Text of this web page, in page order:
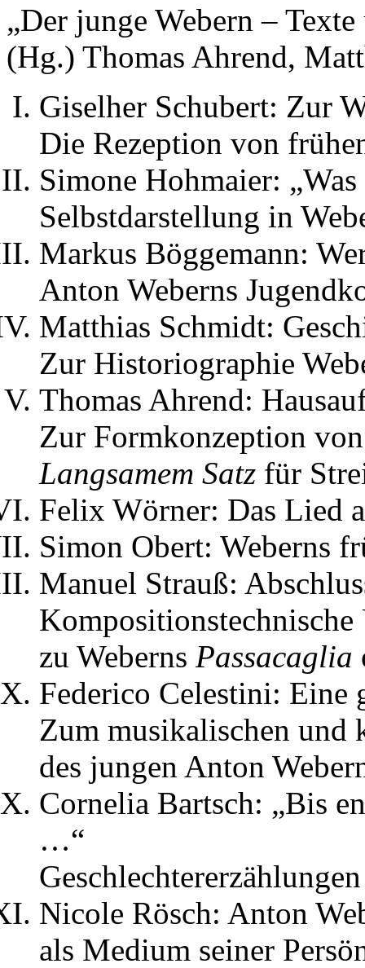
„Der junge Webern –
(Hg.) Thomas Ahrend,
Giselher Schubert: Zur
Die Rezeption von
Simone Hohmaier:
Selbstdarstellung in
Markus Böggemann:
Anton Weberns
Matthias Schmidt:
Zur Historiographie
Thomas Ahrend:
Zur Formkonzeption
Langsamem Satz für
Felix Wörner: Das Lied
Simon Obert: Weberns
Manuel Strauß:
Kompositionstechnische
zu Weberns Passacaglia
Federico Celestini: Eine
Zum musikalischen
des jungen Anton
Cornelia Bartsch: „Bis
…“
Nicole Rösch: Anton
als Medium seiner